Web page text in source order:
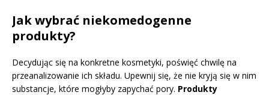
Jak wybrać niekomedogenne
produkty?
Decydując się na konkretne kosmetyki, poświęć chwilę na
przeanalizowanie ich składu. Upewnij się, że nie kryją się w nim
substancje, które mogłyby zapychać pory. Produkty